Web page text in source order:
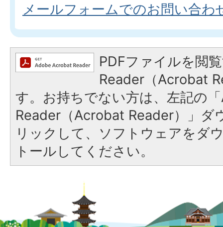
メールフォームでのお問い合わ
PDFファイルを閲
Reader（Acrobat
す。お持ちでない方は、左記の
Reader（Acrobat Reader）」ダ
リックして、ソフトウェアをダ
トールしてください。